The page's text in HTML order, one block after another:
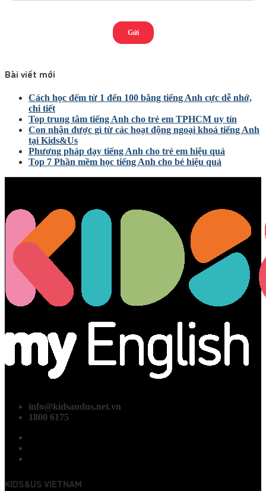
Bài viết mới
Cách học đếm từ 1 đến 100 bằng tiếng Anh cực dễ nhớ,
chi tiết
Top trung tâm tiếng Anh cho trẻ em TPHCM uy tín
Con nhận được gì từ các hoạt động ngoại khoá tiếng Anh
tại Kids&Us
Phương pháp dạy tiếng Anh cho trẻ em hiệu quả
Top 7 Phần mềm học tiếng Anh cho bé hiệu quả
info@kidsandus.net.vn
1800 6175
KIDS&US VIETNAM